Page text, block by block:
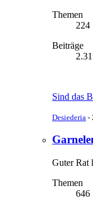
Themen
224
Beiträge
Sind das
Desiederia -
Guter Rat
Themen
646